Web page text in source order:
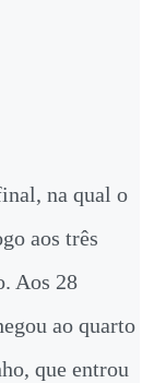
na qual o
aos três
Aos 28
ao quarto
que entrou